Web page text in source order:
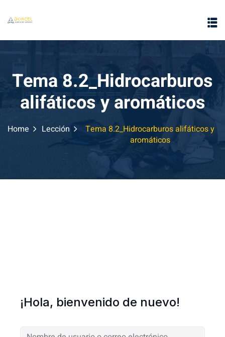
Tema 8.2_Hidrocarburos
alifáticos y aromáticos
Home Lección
Tema 8.2_Hidrocarburos alifáticos y
aromáticos
¡Hola, bienvenido de nuevo!